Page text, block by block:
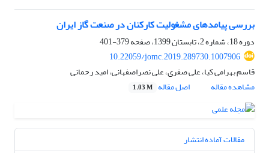
بررسی پیامدهای مشغولیت کارکنان در صنعت گاز ایران
دوره 18، شماره 2، تابستان 1399، صفحه
379-401
10.22059/jomc.2019.289730.1007906
قاسم بهرامی کیا، علی صفری، علی نصراصفهانی، امید رحمانی
مشاهده مقاله
اصل مقاله 1.03 M
مقالات آماده انتشار